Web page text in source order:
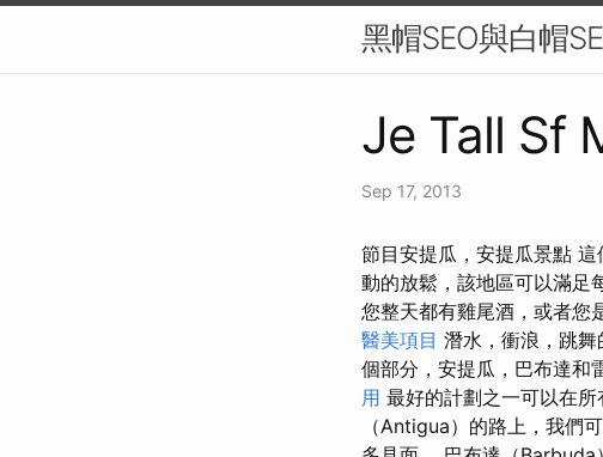
黑帽SEO與白帽
Je Tall Sf
Sep 17, 2013
節目安提瓜，安提瓜景點
動的放鬆，該地區可以滿足
您整天都有雞尾酒，或者您
醫美項目 潛水，衝浪，跳舞
個部分，安提瓜，巴布達和
用 最好的計劃之一可以在所
（Antigua）的路上，我們